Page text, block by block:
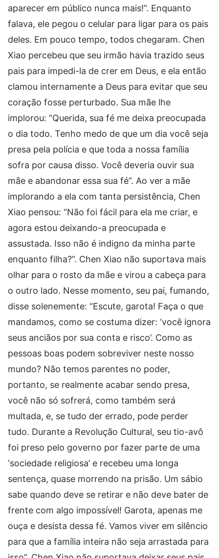
aparecer em público nunca mais!”. Enquanto
falava, ele pegou o celular para ligar para os pais
deles. Em pouco tempo, todos chegaram. Chen
Xiao percebeu que seu irmão havia trazido seus
pais para impedi-la de crer em Deus, e ela então
clamou internamente a Deus para evitar que seu
coração fosse perturbado. Sua mãe lhe
implorou: “Querida, sua fé me deixa preocupada
o dia todo. Tenho medo de que um dia você seja
presa pela polícia e que toda a nossa família
sofra por causa disso. Você deveria ouvir sua
mãe e abandonar essa sua fé”. Ao ver a mãe
implorando a ela com tanta persistência, Chen
Xiao pensou: “Não foi fácil para ela me criar, e
agora estou deixando-a preocupada e
assustada. Isso não é indigno da minha parte
enquanto filha?”. Chen Xiao não suportava mais
olhar para o rosto da mãe e virou a cabeça para
o outro lado. Nesse momento, seu pai, fumando,
disse solenemente: “Escute, garota! Faça o que
mandamos, como se costuma dizer: ‘você ignora
seus anciãos por sua conta e risco’. Como as
pessoas boas podem sobreviver neste nosso
mundo? Não temos parentes no poder,
portanto, se realmente acabar sendo presa,
você não só sofrerá, como também será
multada, e, se tudo der errado, pode perder
tudo. Durante a Revolução Cultural, seu tio-avô
foi preso pelo governo por fazer parte de uma
‘sociedade religiosa’ e recebeu uma longa
sentença, quase morrendo na prisão. Um sábio
sabe quando deve se retirar e não deve bater de
frente com algo impossível! Garota, apenas me
ouça e desista dessa fé. Vamos viver em silêncio
para que a família inteira não seja arrastada para